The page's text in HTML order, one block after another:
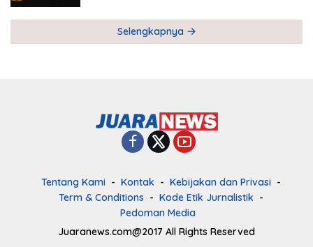
Selengkapnya
Tentang Kami Kontak
Kebijakan dan Privasi
Term & Conditions
Kode Etik Jurnalistik
Pedoman Media
Juaranews.com@2017 All Rights Reserved